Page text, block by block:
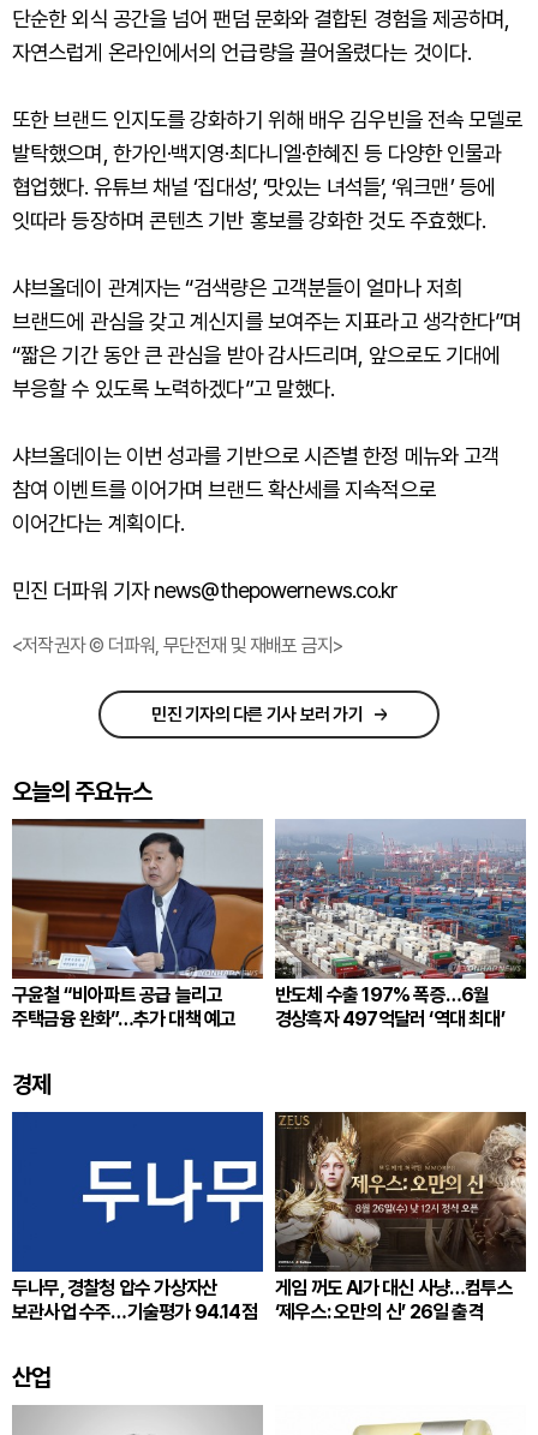
단순한 외식 공간을 넘어 팬덤 문화와 결합된 경험을 제공하며,
자연스럽게 온라인에서의 언급량을 끌어올렸다는 것이다.
또한 브랜드 인지도를 강화하기 위해 배우 김우빈을 전속 모델로
발탁했으며, 한가인·백지영·최다니엘·한혜진 등 다양한 인물과
협업했다. 유튜브 채널 ‘집대성’, ‘맛있는 녀석들’, ‘워크맨’ 등에
잇따라 등장하며 콘텐츠 기반 홍보를 강화한 것도 주효했다.
샤브올데이 관계자는 “검색량은 고객분들이 얼마나 저희
브랜드에 관심을 갖고 계신지를 보여주는 지표라고 생각한다”며
“짧은 기간 동안 큰 관심을 받아 감사드리며, 앞으로도 기대에
부응할 수 있도록 노력하겠다”고 말했다.
샤브올데이는 이번 성과를 기반으로 시즌별 한정 메뉴와 고객
참여 이벤트를 이어가며 브랜드 확산세를 지속적으로
이어간다는 계획이다.
민진 더파워 기자 news@thepowernews.co.kr
<저작권자 © 더파워, 무단전재 및 재배포 금지>
민진 기자의 다른 기사 보러 가기
오늘의 주요뉴스
구윤철 “비아파트 공급 늘리고
주택금융 완화”…추가 대책 예고
반도체 수출 197% 폭증…6월
경상흑자 497억달러 ‘역대 최대’
경제
두나무, 경찰청 압수 가상자산
보관사업 수주…기술평가 94.14점
게임 꺼도 AI가 대신 사냥…컴투스
‘제우스: 오만의 신’ 26일 출격
산업